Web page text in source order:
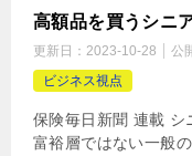
高額品を買うシニ
更新日： 2023-10-28 公
ビジネス視点
保険毎日新聞 連載 シ
富裕層ではない一般